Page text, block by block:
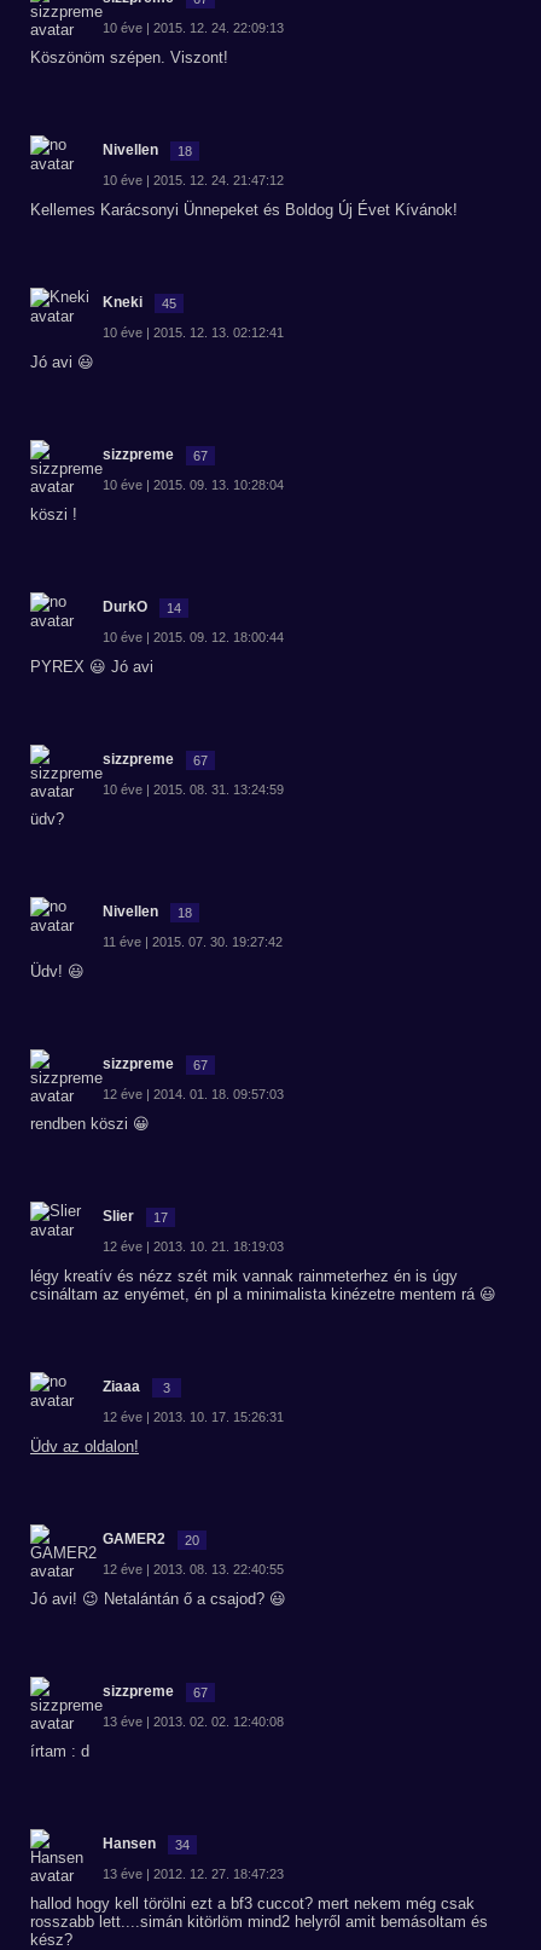
10 éve | 2015. 12. 24. 22:09:13
Köszönöm szépen. Viszont!
Nivellen 18
10 éve | 2015. 12. 24. 21:47:12
Kellemes Karácsonyi Ünnepeket és Boldog Új Évet Kívánok!
Kneki 45
10 éve | 2015. 12. 13. 02:12:41
Jó avi 😃
sizzpreme 67
10 éve | 2015. 09. 13. 10:28:04
köszi !
DurkO 14
10 éve | 2015. 09. 12. 18:00:44
PYREX 😃 Jó avi
sizzpreme 67
10 éve | 2015. 08. 31. 13:24:59
üdv?
Nivellen 18
11 éve | 2015. 07. 30. 19:27:42
Üdv! 😃
sizzpreme 67
12 éve | 2014. 01. 18. 09:57:03
rendben köszi 😀
Slier 17
12 éve | 2013. 10. 21. 18:19:03
légy kreatív és nézz szét mik vannak rainmeterhez én is úgy
csináltam az enyémet, én pl a minimalista kinézetre mentem rá 😃
Ziaaa 3
12 éve | 2013. 10. 17. 15:26:31
Üdv az oldalon!
GAMER2 20
12 éve | 2013. 08. 13. 22:40:55
Jó avi! 😉 Netalántán ő a csajod? 😃
sizzpreme 67
13 éve | 2013. 02. 02. 12:40:08
írtam : d
Hansen 34
13 éve | 2012. 12. 27. 18:47:23
hallod hogy kell törölni ezt a bf3 cuccot? mert nekem még csak
rosszabb lett....simán kitörlöm mind2 helyről amit bemásoltam és
kész?